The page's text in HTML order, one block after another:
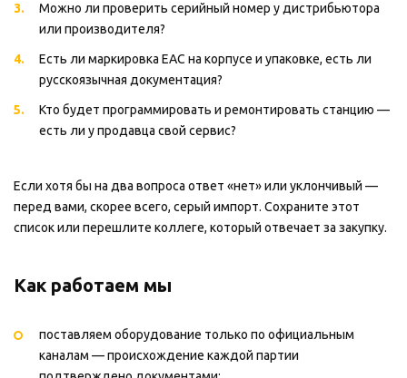
Можно ли проверить серийный номер у дистрибьютора
или производителя?
Есть ли маркировка EAC на корпусе и упаковке, есть ли
русскоязычная документация?
Кто будет программировать и ремонтировать станцию —
есть ли у продавца свой сервис?
Если хотя бы на два вопроса ответ «нет» или уклончивый —
перед вами, скорее всего, серый импорт. Сохраните этот
список или перешлите коллеге, который отвечает за закупку.
Как работаем мы
поставляем оборудование только по официальным
каналам — происхождение каждой партии